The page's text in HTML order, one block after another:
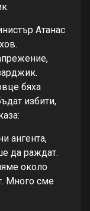
Атанас
бяха
избити,
ангента,
да раждат.
около
Много сме